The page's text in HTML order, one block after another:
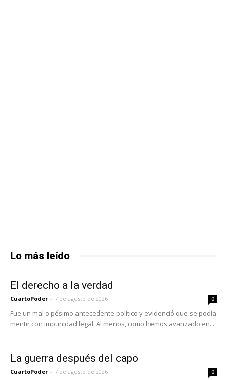
Lo más leído
El derecho a la verdad
CuartoPoder - 7 de agosto de 2026 0
Fue un mal o pésimo antecedente político y evidenció que se podía
mentir con impunidad legal. Al menos, como hemos avanzado en...
La guerra después del capo
CuartoPoder - 7 de agosto de 2026 0